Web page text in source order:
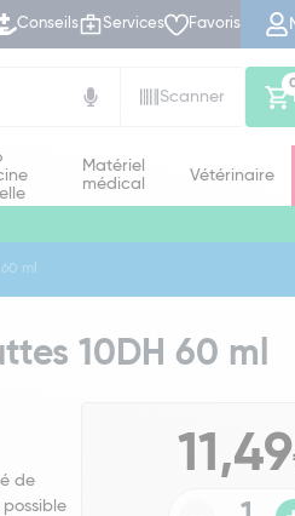
Conseils Services Favoris
Scanner
Matériel
médical
Vétérinaire
ml
10DH 60 ml
de
11,49